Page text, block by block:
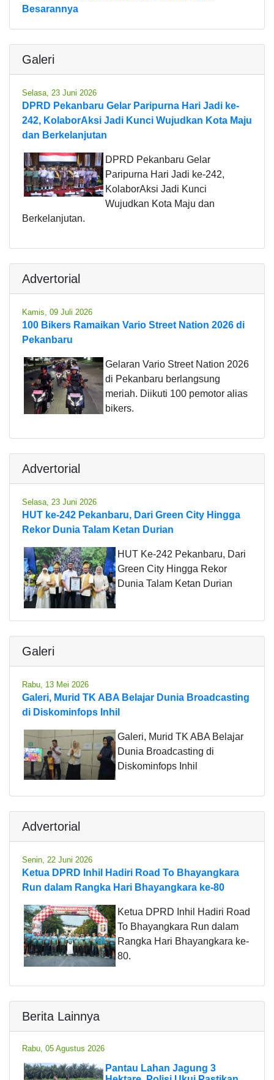
Besarannya
Galeri
Selasa, 23 Juni 2026
DPRD Pekanbaru Gelar Paripurna Hari Jadi ke-
242, KolaborAksi Jadi Kunci Wujudkan Kota Maju
dan Berkelanjutan
DPRD Pekanbaru Gelar
Paripurna Hari Jadi ke-242,
KolaborAksi Jadi Kunci
Wujudkan Kota Maju dan
Berkelanjutan.
Advertorial
Kamis, 09 Juli 2026
100 Bikers Ramaikan Vario Street Nation 2026 di
Pekanbaru
Gelaran Vario Street Nation 2026
di Pekanbaru berlangsung
meriah. Diikuti 100 pemotor alias
bikers.
Advertorial
Selasa, 23 Juni 2026
HUT ke-242 Pekanbaru, Dari Green City Hingga
Rekor Dunia Talam Ketan Durian
HUT Ke-242 Pekanbaru, Dari
Green City Hingga Rekor
Dunia Talam Ketan Durian
Galeri
Rabu, 13 Mei 2026
Galeri, Murid TK ABA Belajar Dunia Broadcasting
di Diskominfops Inhil
Galeri, Murid TK ABA Belajar
Dunia Broadcasting di
Diskominfops Inhil
Advertorial
Senin, 22 Juni 2026
Ketua DPRD Inhil Hadiri Road To Bhayangkara
Run dalam Rangka Hari Bhayangkara ke-80
Ketua DPRD Inhil Hadiri Road
To Bhayangkara Run dalam
Rangka Hari Bhayangkara ke-
80.
Berita Lainnya
Rabu, 05 Agustus 2026
Pantau Lahan Jagung 3